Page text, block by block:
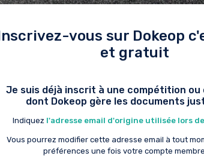
vous sur Dokeop
et gratuit
Je suis déjà inscrit à une compétition ou
dont Dokeop gère les documents
Indiquez l'adresse email d'origine utilisée lors
Vous pourrez modifier cette adresse email à tout
préférences une fois votre compte